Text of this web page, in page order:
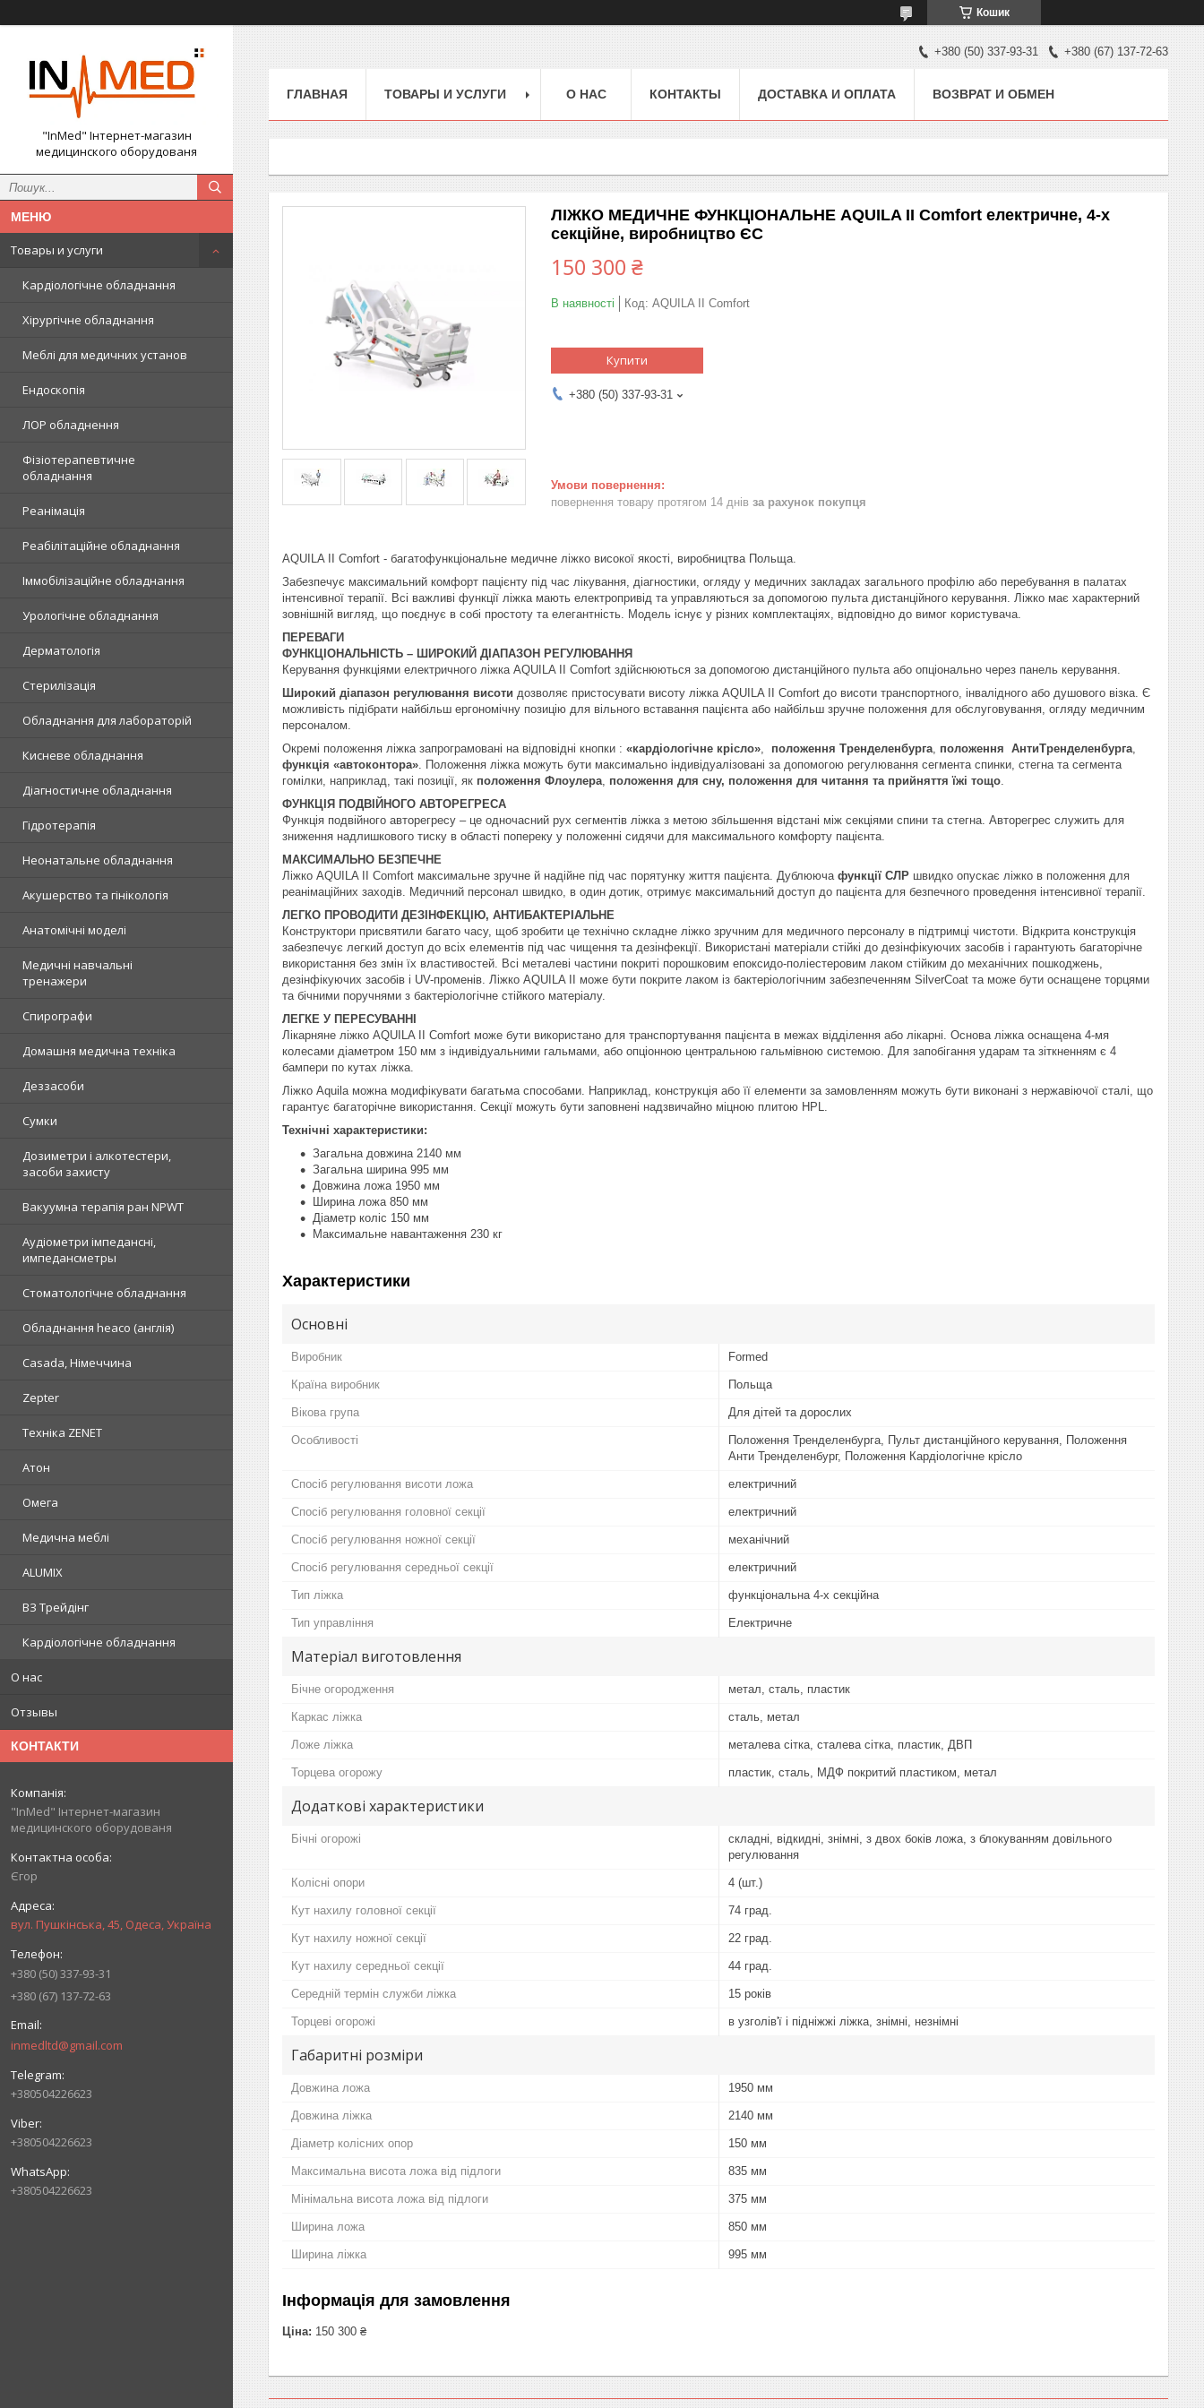
Кошик
"InMed" Інтернет-магазин
медицинского оборудованя
Товары и услуги
Кардіологічне обладнання
Хірургічне обладнання
Меблі для медичних установ
Ендоскопія
ЛОР обладнення
Фізіотерапевтичне
обладнання
Реанімація
Реабілітаційне обладнання
Іммобілізаційне обладнання
Урологічне обладнання
Дерматологія
Стерилізація
Обладнання для лабораторій
Кисневе обладнання
Діагностичне обладнання
Гідротерапія
Неонатальне обладнання
Акушерство та гінікологія
Анатомічні моделі
Медичні навчальні
тренажери
Спирографи
Домашня медична техніка
Деззасоби
Сумки
Дозиметри і алкотестери,
засоби захисту
Вакуумна терапія ран NPWT
Аудіометри імпедансні,
импедансметры
Стоматологічне обладнання
Обладнання heaco (англія)
Casada, Німеччина
Zepter
Техніка ZENET
Атон
Омега
Медична меблі
ALUMIX
ВЗ Трейдінг
Кардіологічне обладнання
О нас
Отзывы
КОНТАКТИ
"InMed" Інтернет-магазин
медицинского оборудованя
Єгор
вул. Пушкінська, 45, Одеса, Україна
+380 (50) 337-93-31
+380 (67) 137-72-63
inmedltd@gmail.com
+380504226623
+380504226623
+380504226623
+380 (50) 337-93-31 +380 (67) 137-72-63
ГЛАВНАЯ ТОВАРЫ И УСЛУГИ О НАС КОНТАКТЫ ДОСТАВКА И ОПЛАТА ВОЗВРАТ И ОБМЕН
ЛІЖКО МЕДИЧНЕ ФУНКЦІОНАЛЬНЕ AQUILA II Comfort електричне, 4-х
секційне, виробництво ЄС
150 300 ₴
В наявності Код: AQUILA II Comfort
Купити
+380 (50) 337-93-31
повернення товару протягом 14 днів за рахунок покупця
AQUILA II Comfort - багатофункціональне медичне ліжко високої якості, виробництва Польща.
Забезпечує максимальний комфорт пацієнту під час лікування, діагностики, огляду у медичних закладах загального профілю або перебування в палатах
інтенсивної терапії. Всі важливі функції ліжка мають електропривід та управляються за допомогою пульта дистанційного керування. Ліжко має характерний
зовнішній вигляд, що поєднує в собі простоту та елегантність. Модель існує у різних комплектаціях, відповідно до вимог користувача.
ПЕРЕВАГИ
ФУНКЦІОНАЛЬНІСТЬ – ШИРОКИЙ ДІАПАЗОН РЕГУЛЮВАННЯ
Керування функціями електричного ліжка AQUILA II Comfort здійснюються за допомогою дистанційного пульта або опціонально через панель керування.
Широкий діапазон регулювання висоти дозволяє пристосувати висоту ліжка AQUILA II Comfort до висоти транспортного, інвалідного або душового візка. Є
можливість підібрати найбільш ергономічну позицію для вільного вставання пацієнта або найбільш зручне положення для обслуговування, огляду медичним
персоналом.
Окремі положення ліжка запрограмовані на відповідні кнопки : «кардіологічне крісло» положення Тренделенбурга положення АнтиТренделенбурга
функція «автоконтора» . Положення ліжка можуть бути максимально індивідуалізовані за допомогою регулювання сегмента спинки, стегна та сегмента
гомілки, наприклад, такі позиції, як положення Флоулера положення для сну, положення для читання та прийняття їжі тощо
ФУНКЦІЯ ПОДВІЙНОГО АВТОРЕГРЕСА
Функція подвійного авторегресу – це одночасний рух сегментів ліжка з метою збільшення відстані між секціями спини та стегна. Авторегрес служить для
зниження надлишкового тиску в області попереку у положенні сидячи для максимального комфорту пацієнта.
МАКСИМАЛЬНО БЕЗПЕЧНЕ
Ліжко AQUILA II Comfort максимальне зручне й надійне під час порятунку життя пацієнта. Дублююча функції СЛР швидко опускає ліжко в положення для
реанімаційних заходів. Медичний персонал швидко, в один дотик, отримує максимальний доступ до пацієнта для безпечного проведення інтенсивної терапії.
ЛЕГКО ПРОВОДИТИ ДЕЗІНФЕКЦІЮ, АНТИБАКТЕРІАЛЬНЕ
Конструктори присвятили багато часу, щоб зробити це технічно складне ліжко зручним для медичного персоналу в підтримці чистоти. Відкрита конструкція
забезпечує легкий доступ до всіх елементів під час чищення та дезінфекції. Використані матеріали стійкі до дезінфікуючих засобів і гарантують багаторічне
використання без змін їх властивостей. Всі металеві частини покриті порошковим епоксидо-поліестеровим лаком стійким до механічних пошкоджень,
дезінфікуючих засобів і UV-променів. Ліжко AQUILA II може бути покрите лаком із бактеріологічним забезпеченням SilverCoat та може бути оснащене торцями
та бічними поручнями з бактеріологічне стійкого матеріалу.
ЛЕГКЕ У ПЕРЕСУВАННІ
Лікарняне ліжко AQUILA II Comfort може бути використано для транспортування пацієнта в межах відділення або лікарні. Основа ліжка оснащена 4-мя
колесами діаметром 150 мм з індивідуальними гальмами, або опціонною центральною гальмівною системою. Для запобігання ударам та зіткненням є 4
бампери по кутах ліжка.
Ліжко Aquila можна модифікувати багатьма способами. Наприклад, конструкція або її елементи за замовленням можуть бути виконані з нержавіючої сталі, що
гарантує багаторічне використання. Секції можуть бути заповнені надзвичайно міцною плитою HPL.
Технічні характеристики:
Загальна довжина 2140 мм
Загальна ширина 995 мм
Довжина ложа 1950 мм
Ширина ложа 850 мм
Діаметр коліс 150 мм
Максимальне навантаження 230 кг
Характеристики
Основні
Виробник Formed
Країна виробник Польща
Вікова група Для дітей та дорослих
Особливості
Положення Тренделенбурга, Пульт дистанційного керування, Положення
Анти Тренделенбург, Положення Кардіологічне крісло
Спосіб регулювання висоти ложа електричний
Спосіб регулювання головної секції електричний
Спосіб регулювання ножної секції механічний
Спосіб регулювання середньої секції електричний
Тип ліжка функціональна 4-х секційна
Тип управління Електричне
Матеріал виготовлення
Бічне огородження метал, сталь, пластик
Каркас ліжка сталь, метал
Ложе ліжка металева сітка, сталева сітка, пластик, ДВП
Торцева огорожу пластик, сталь, МДФ покритий пластиком, метал
Додаткові характеристики
Бічні огорожі
складні, відкидні, знімні, з двох боків ложа, з блокуванням довільного
регулювання
Колісні опори 4 (шт.)
Кут нахилу головної секції 74 град.
Кут нахилу ножної секції 22 град.
Кут нахилу середньої секції 44 град.
Середній термін служби ліжка 15 років
Торцеві огорожі в узголів'ї і підніжжі ліжка, знімні, незнімні
Габаритні розміри
Довжина ложа 1950 мм
Довжина ліжка 2140 мм
Діаметр колісних опор 150 мм
Максимальна висота ложа від підлоги 835 мм
Мінімальна висота ложа від підлоги 375 мм
Ширина ложа 850 мм
Ширина ліжка 995 мм
Інформація для замовлення
Ціна: 150 300 ₴